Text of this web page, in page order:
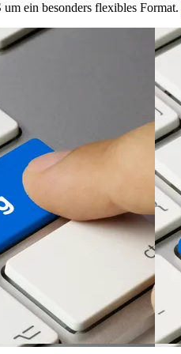
ein besonders flexibles Format.